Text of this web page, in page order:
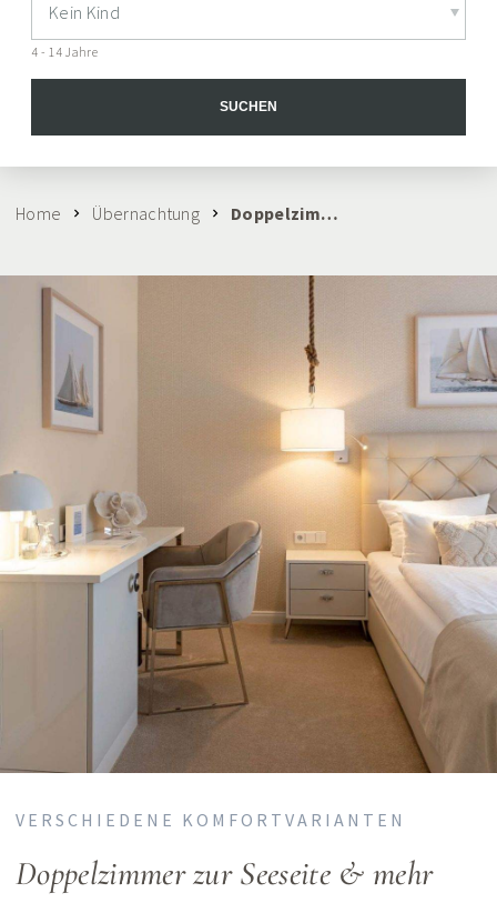
Kein Kind
4 - 14 Jahre
SUCHEN
Home Übernachtung Doppelzimmer zur Seeseite & mehr
VERSCHIEDENE KOMFORTVARIANTEN
Doppelzimmer zur Seeseite & mehr